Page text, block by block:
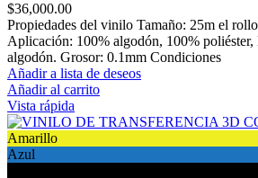
$36,000.00
Propiedades del vinilo Tamaño: 25m el
Aplicación: 100% algodón, 100% poliéster,
algodón. Grosor: 0.1mm Condiciones
Añadir a lista de deseos
Añadir al carrito
Vista rápida
Amarillo
Azul